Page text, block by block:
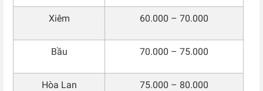
Xiêm 60.000 – 70.000
Bầu 70.000 – 75.000
Hòa Lan 75.000 – 80.000